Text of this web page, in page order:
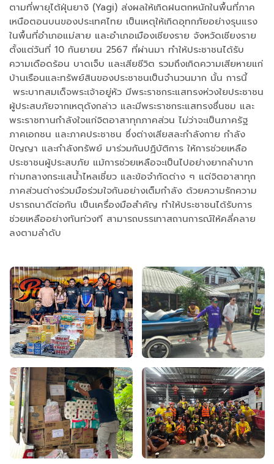
ตามที่พายุไต้ฝุ่นยางิ (Yagi) ส่งผลให้เกิดฝนตกหนักในพื้นที่ภาค
เหนือตอนบนของประเทศไทย เป็นเหตุให้เกิดอุทกภัยอย่างรุนแรง
ในพื้นที่อำเภอแม่สาย และอำเภอเมืองเชียงราย จังหวัดเชียงราย
ตั้งแต่วันที่ 10 กันยายน 2567 ที่ผ่านมา ทำให้ประชาชนได้รับ
ความเดือดร้อน บาดเจ็บ และเสียชีวิต รวมถึงเกิดความเสียหายแก่
บ้านเรือนและทรัพย์สินของประชาชนเป็นจำนวนมาก นั้น การนี้
พระบาทสมเด็จพระเจ้าอยู่หัว มีพระราชกระแสทรงห่วงใยประชาชน
ผู้ประสบภัยจากเหตุดังกล่าว และมีพระราชกระแสทรงชื่นชม และ
พระราชทานกำลังใจแก่จิตอาสาทุกภาคส่วน ไม่ว่าจะเป็นภาครัฐ
ภาคเอกชน และภาคประชาชน ซึ่งต่างเสียสละกำลังกาย กำลัง
ปัญญา และกำลังทรัพย์ มาร่วมกันปฏิบัติการ ให้การช่วยเหลือ
ประชาชนผู้ประสบภัย แม้การช่วยเหลือจะเป็นไปอย่างยากลำบาก
ท่ามกลางกระแสน้ำไหลเชี่ยว และข้อจำกัดต่าง ๆ แต่จิตอาสาทุก
ภาคส่วนต่างร่วมมือร่วมใจกันอย่างเต็มกำลัง ด้วยความรักความ
ปรารถนาดีต่อกัน เป็นเครื่องมือสำคัญ ทำให้ประชาชนได้รับการ
ช่วยเหลืออย่างทันท่วงที สามารถบรรเทาสถานการณ์ให้คลี่คลาย
ลงตามลำดับ